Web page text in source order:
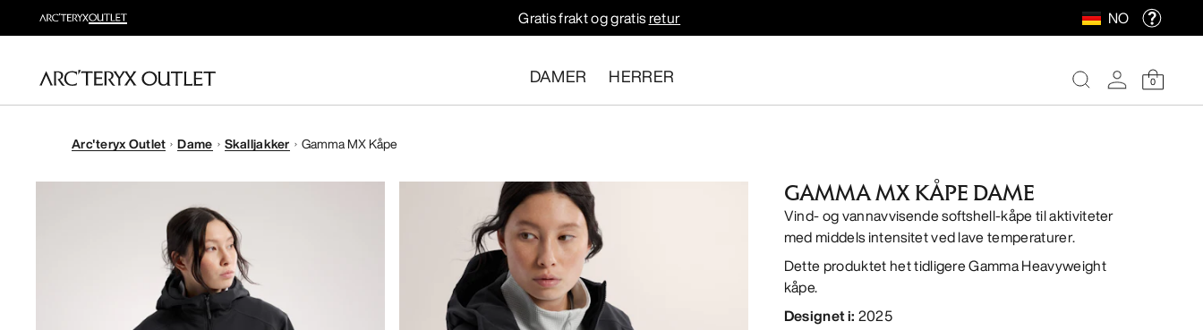
Gratis frakt og gratisretur NO
DAMER HERRER 0
Arc'teryx Outlet Dame Skalljakker Gamma MX Kåpe
GAMMA MX KÅPE DAME
Vind- og vannavvisende softshell-kåpe til aktiviteter
med middels intensitet ved lave temperaturer.
Dette produktet het tidligere Gamma Heavyweight
kåpe.
Designet i: 2025